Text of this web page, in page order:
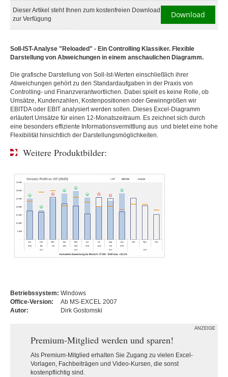
Dieser Artikel steht Ihnen zum kostenfreien Download
zur Verfügung
Download
Soll-IST-Analyse "Reloaded" - Ein Controlling Klassiker. Flexible
Darstellung von Abweichungen in einem anschaulichen Diagramm.
Die grafische Darstellung von Soll-Ist-Werten einschließlich ihrer
Abweichungen gehört zu den Standardaufgaben in der Praxis von
Controlling- und Finanzverantwortlichen. Dabei spielt es keine Rolle, ob
Umsätze, Kundenzahlen, Kostenpositionen oder Gewinngrößen wir
EBITDA oder EBIT analysiert werden sollen. Dieses Excel-Diagramm
erläutert Umsätze für einen 12-Monatszeitraum. Es zeichnet sich durch
eine besonders effiziente Informationsvermittlung aus und bietet eine hohe
Flexibilität hinsichtlich der Darstellungsmöglichkeiten.
Weitere Produktbilder:
Betriebssystem: Windows
Office-Version:
Ab MS-EXCEL 2007
Autor:
Dirk Gostomski
ANZEIGE
Premium-Mitglied werden und sparen!
Als Premium-Mitglied erhalten Sie Zugang zu vielen Excel-
Vorlagen, Fachbeiträgen und Video-Kursen, die sonst
kostenpflichtig sind.